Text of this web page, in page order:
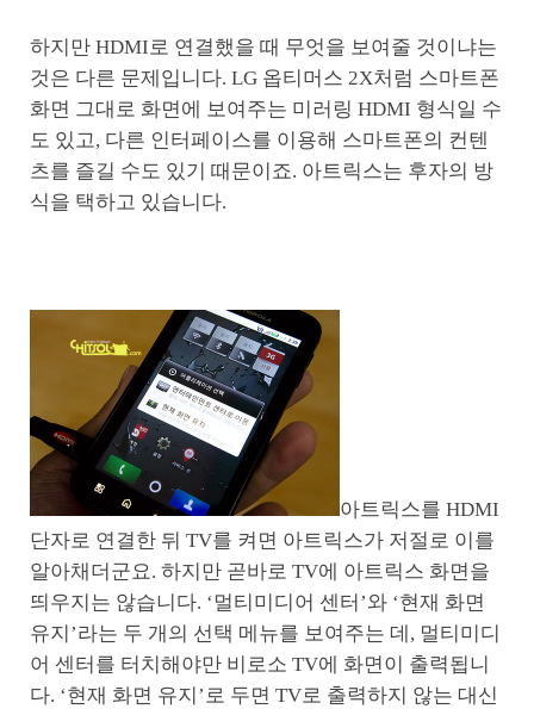
하지만 HDMI로 연결했을 때 무엇을 보여줄 것이냐는
것은 다른 문제입니다. LG 옵티머스 2X처럼 스마트폰
화면 그대로 화면에 보여주는 미러링 HDMI 형식일 수
도 있고, 다른 인터페이스를 이용해 스마트폰의 컨텐
츠를 즐길 수도 있기 때문이죠. 아트릭스는 후자의 방
식을 택하고 있습니다.
아트릭스를 HDMI
단자로 연결한 뒤 TV를 켜면 아트릭스가 저절로 이를
알아채더군요. 하지만 곧바로 TV에 아트릭스 화면을
띄우지는 않습니다. ‘멀티미디어 센터’와 ‘현재 화면
유지’라는 두 개의 선택 메뉴를 보여주는 데, 멀티미디
어 센터를 터치해야만 비로소 TV에 화면이 출력됩니
다. ‘현재 화면 유지’로 두면 TV로 출력하지 않는 대신